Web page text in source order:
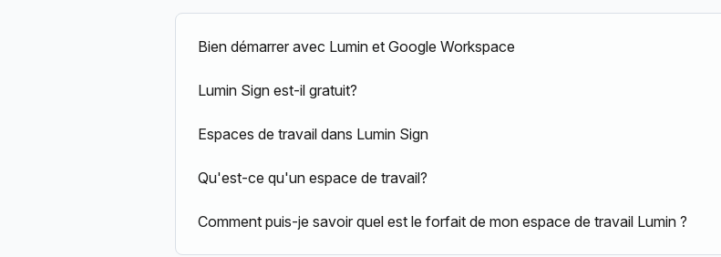
Bien démarrer avec Lumin et Google Workspace
Lumin Sign est-il gratuit?
Espaces de travail dans Lumin Sign
Qu'est-ce qu'un espace de travail?
Comment puis-je savoir quel est le forfait de mon espace de travail Lumin ?